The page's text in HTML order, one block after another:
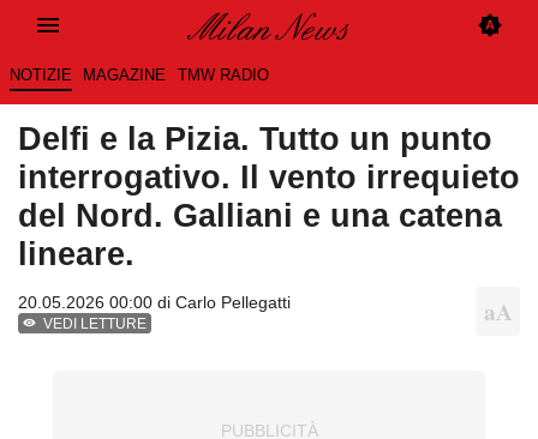
NOTIZIE MAGAZINE TMW RADIO
Delfi e la Pizia. Tutto un punto
interrogativo. Il vento irrequieto
del Nord. Galliani e una catena
lineare.
20.05.2026 00:00 di Carlo Pellegatti
VEDI LETTURE